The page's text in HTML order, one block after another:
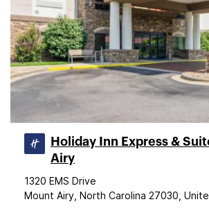
Holiday Inn Express &
Airy
1320 EMS Drive
Mount Airy, North Carolina 27030,